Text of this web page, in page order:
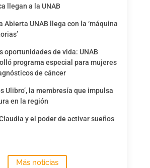
llegan a la UNAB
Abierta UNAB llega con la ‘máquina
oportunidades de vida: UNAB
programa especial para mujeres
de cáncer
Ulibro’, la membresía que impulsa
en la región
y el poder de activar sueños
Más noticias